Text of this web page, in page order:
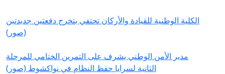
الكلية الوطنية للقيادة والأركان تحتفي بتخرج دفعتين جديدتين
(صور)
مدير الأمن الوطني يشرف على التمرين الختامي للمرحلة
الثانية لسرايا حفظ النظام في نواكشوط (صور)